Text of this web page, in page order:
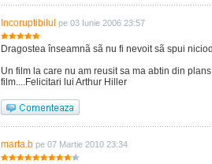
Incoruptibilul pe 03 Iunie 2006 23:57
Dragostea înseamnã sã nu fi nevoit sã spui
Un film la care nu am reusit sa ma abtin din
film....Felicitari lui Arthur Hiller
marta.b pe 07 Martie 2010 23:34